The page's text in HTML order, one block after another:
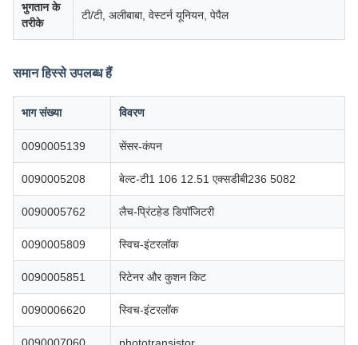
भुगतान के
तरीके
टी/टी, अलीबाबा, वेस्टर्न यूनियन, पेपैल
समान हिस्से उपलब्ध हैं
भाग संख्या विवरण
0090005139 सेंसर-कंपन
0090005208 बेल्ट-टी1 106 12.51 एक्सडीबी236 5082
0090005762 लैच-प्रिंटहेड डिपॉजिटरी
0090005809 स्विच-इंटरलॉक
0090005851 रिटेनर और कुशन किट
0090006620 स्विच-इंटरलॉक